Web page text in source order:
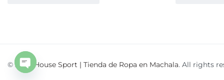
© 2026 House Sport | Tienda de Ropa en Machala. All rights
Open